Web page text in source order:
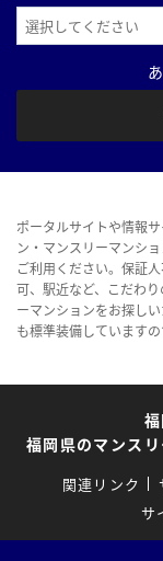
ポータルサイトや情報
ン・マンスリーマンシ
ご利用ください。保証
可、駅近など、こだわ
ーマンションをお探し
も標準装備しています
福岡県のマンス
関連リンク
サ